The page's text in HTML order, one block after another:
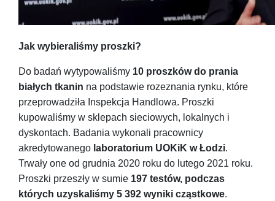
Jak wybieraliśmy proszki?
Do badań wytypowaliśmy 10 proszków do prania
białych tkanin na podstawie rozeznania rynku, które
przeprowadziła Inspekcja Handlowa. Proszki
kupowaliśmy w sklepach sieciowych, lokalnych i
dyskontach. Badania wykonali pracownicy
akredytowanego laboratorium UOKiK w Łodzi.
Trwały one od grudnia 2020 roku do lutego 2021 roku.
Proszki przeszły w sumie 197 testów, podczas
których uzyskaliśmy 5 392 wyniki cząstkowe.